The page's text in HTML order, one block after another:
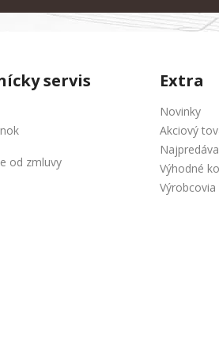
servis
od zmluvy
Extra
Novinky
Akciový
Výhodné
Výrobcovia